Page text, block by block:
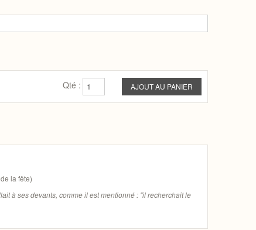
Qté :
la fête)
à ses devants, comme il est mentionné : "il recherchait le